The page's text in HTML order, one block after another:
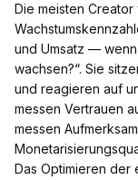
Die meisten
und Umsatz —
wachsen?“. Sie
und reagieren auf
messen Vertrauen
messen
Das Optimieren